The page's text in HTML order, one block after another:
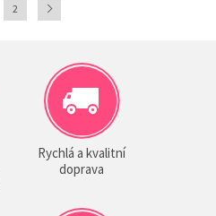
2
Rychlá a kvalitní
doprava